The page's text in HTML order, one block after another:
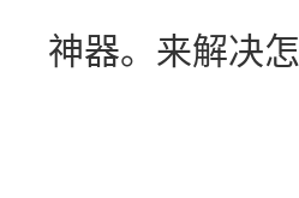
神器。来解决